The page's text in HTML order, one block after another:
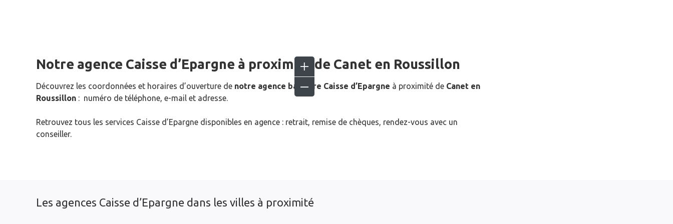
Notre agence Caisse d’Epargne à proximité de Canet en Roussillon
Découvrez les coordonnées et horaires d’ouverture de notre agence bancaire Caisse d’Epargne à proximité de Canet en
Roussillon : numéro de téléphone, e-mail et adresse.
Retrouvez tous les services Caisse d’Epargne disponibles en agence : retrait, remise de chèques, rendez-vous avec un
conseiller.
Les agences Caisse d’Epargne dans les villes à proximité